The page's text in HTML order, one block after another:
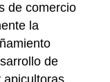
de comercio
la
de